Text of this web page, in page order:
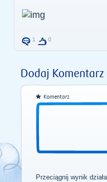
1 0
Dodaj Komentarz
Komentarz
Przeciągnij wynik